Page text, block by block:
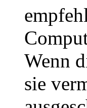
Wenn
sie